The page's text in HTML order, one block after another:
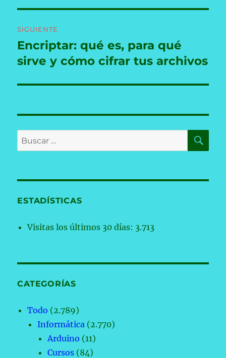
SIGUIENTE
Entrada
siguiente:
Encriptar: qué es, para qué
sirve y cómo cifrar tus archivos
Buscar
por:
ESTADÍSTICAS
Visitas los últimos 30 días: 3.713
CATEGORÍAS
Todo (2.789)
Informática (2.770)
Arduino (11)
Cursos (84)